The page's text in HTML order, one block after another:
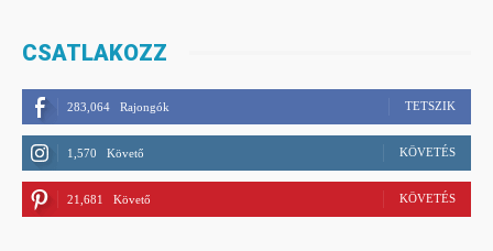
CSATLAKOZZ
283,064 Rajongók TETSZIK
1,570 Követő KÖVETÉS
21,681 Követő KÖVETÉS